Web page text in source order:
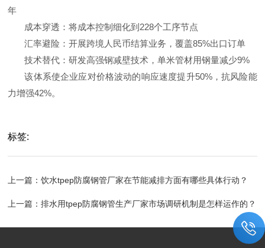
年
成本穿透：将成本控制细化到228个工序节点
汇率避险：开展跨境人民币结算业务，覆盖85%出口订单
技术替代：研发高强钢减壁技术，单米管材用钢量减少9%
该体系使企业应对价格波动的响应速度提升50%，抗风险能
力增强42%。
标签:
上一篇：饮水tpep防腐钢管厂家在节能减排方面有哪些具体行动？
上一篇：排水用tpep防腐钢管生产厂家市场调研机制是怎样运作的？